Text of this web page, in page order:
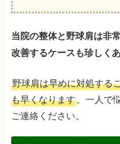
当院の整体と野球肩は非
改善するケースも珍しく
野球肩は早めに対処する
も早くなります。一人で
ご連絡ください。